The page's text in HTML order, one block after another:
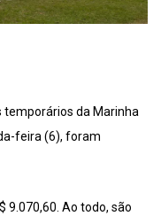
temporários da Marinha
feira (6), foram
9.070,60. Ao todo, são